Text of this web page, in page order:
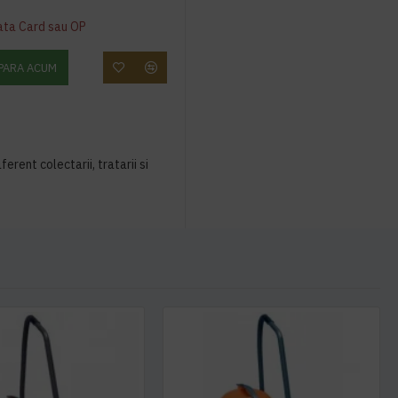
Card sau OP
ACUM
colectarii, tratarii si